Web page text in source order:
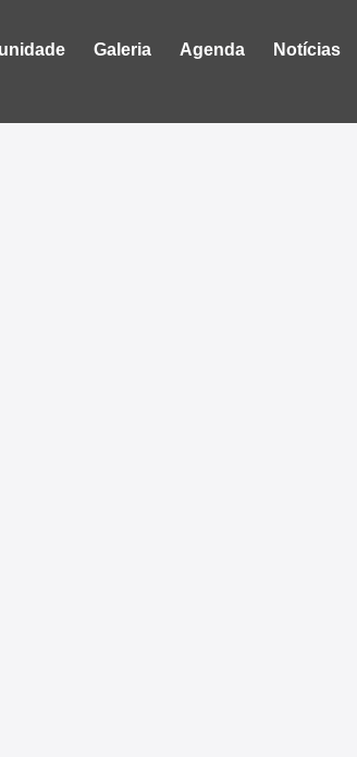
Galeria Agenda Notícias